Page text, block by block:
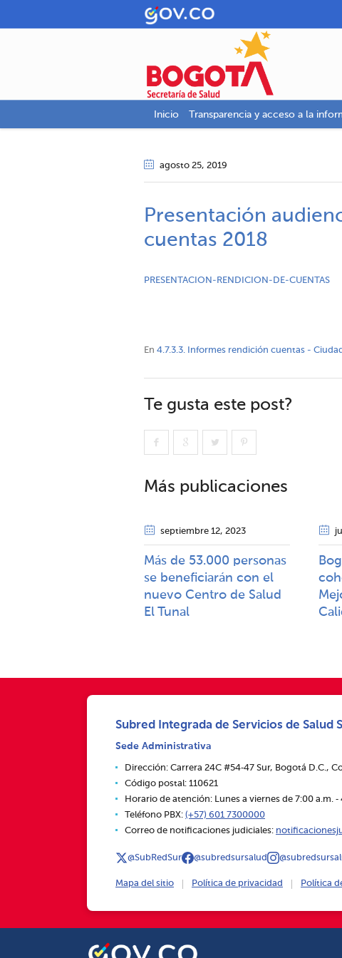
Inicio Transparencia y acceso a la
agosto 25, 2019
Presentación
cuentas 2018
PRESENTACION-RENDICION-DE-CUENTAS
En 4.7.3.3. Informes rendición cuentas -
Te gusta este post?
Más publicaciones
septiembre 12, 2023
Más de 53.000 personas
se beneficiarán con el
nuevo Centro de Salud
El Tunal
Subred Integrada de Servicios de Salud
Sede Administrativa
Dirección: Carrera 24C #54‑47 Sur, Bogotá D.C.,
Código postal: 110621
Horario de atención: Lunes a viernes de 7:00 a.m. ‑
Teléfono PBX: (+57) 601 7300000
Correo de notificaciones judiciales:
@SubRedSur @subredsursalud
Mapa del sitio Política de privacidad Política